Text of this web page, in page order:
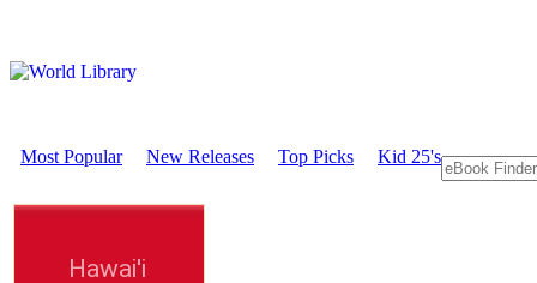
Most Popular New Releases Top Picks Kid 25's